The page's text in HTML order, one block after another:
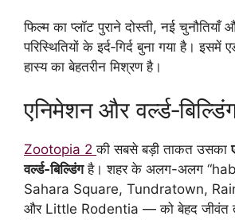
फिल्म का प्लॉट पुराने दोस्ती, नई चुनौतियाँ
परिस्थितियों के इर्द‑गिर्द बुना गया है।
हास्य का बेहतरीन मिश्रण है।
एनिमेशन और
Zootopia 2की सबसे बड़ी ताकत उसका
वर्ल्ड‑बिल्डिंगहै। शहर के अलग-अलग
Sahara Square, Tundratown,
और Little Rodentia — को बेहद जीवंत